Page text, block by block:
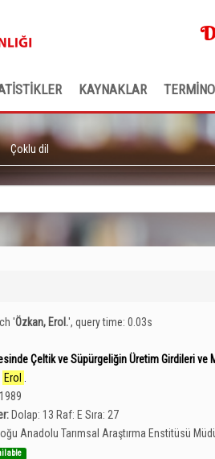
KAYNAKLAR
Çoklu dil
'Özkan, Erol.', query time: 0.03s
Çeltik ve Süpürgeliğin Üretim Girdileri ve
Erol
Dolap: 13 Raf: E Sıra: 27
Anadolu Tarımsal Araştırma Enstitüsü